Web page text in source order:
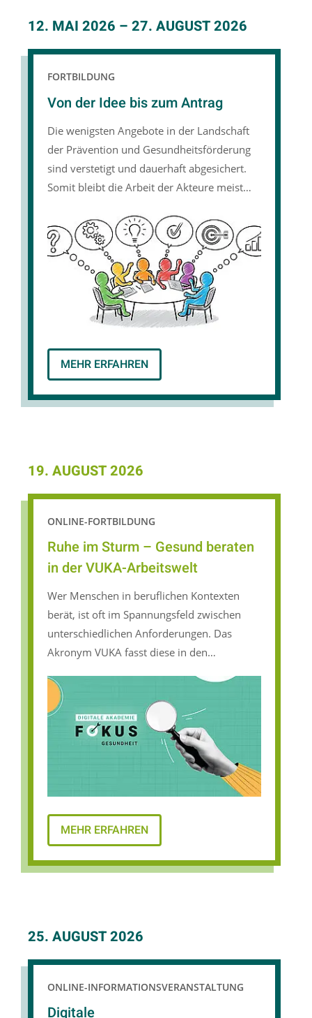
12. MAI 2026 – 27. AUGUST 2026
FORTBILDUNG
Von der Idee bis zum Antrag
Die wenigsten Angebote in der Landschaft
der Prävention und Gesundheitsförderung
sind verstetigt und dauerhaft abgesichert.
Somit bleibt die Arbeit der Akteure meist
Charakter haben und muss stets neue
Förderquellen im Blick behalten.
MEHR ERFAHREN
19. AUGUST 2026
ONLINE-FORTBILDUNG
Ruhe im Sturm – Gesund beraten
in der VUKA-Arbeitswelt
Wer Menschen in beruflichen Kontexten
berät, ist oft im Spannungsfeld zwischen
unterschiedlichen Anforderungen. Das
Akronym VUKA fasst diese in den
Komplexität und Ambiguität zusammen.
Doch wie gelingt es, Menschen gesund zu
beraten in einer sich immer mehr
beschleunigten Arbeitswelt? Welche Tools
stehen mir zur Verfügung und wie werde ich
dem Zeitgeist und den Ratsuchenden
gemeinsam mit der Referentin Gila Zirfas-
Krauel in der Online-Fortbildung durch
einen Mix aus Impulsen, Reflexionen und
MEHR ERFAHREN
25. AUGUST 2026
ONLINE-INFORMATIONSVERANSTALTUNG
Digitale